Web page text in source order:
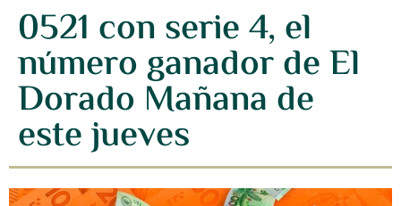
0521 con serie 4, el
número ganador de El
Dorado Mañana de
este jueves